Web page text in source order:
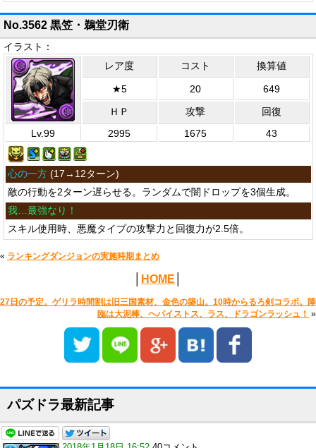
No.3562 黒笠・鵜堂刃衛
イラスト：
レア度 コスト 換算値
★5 20
649
ＨＰ
攻撃
回復
Lv.99
2995 1675 43
心の一方 (17→12ターン)
敵の行動を2ターン遅らせる。ランダムで闇ドロップを3個生成。
我…最強なり！
スキル使用時、悪魔タイプの攻撃力と回復力が2.5倍。
« ランキングダンジョンの実施時期まとめ
HOME
27日の予定。ゲリラ時間割は旧三国素材、金色の築山。10時からるろ剣コラボ。降
臨は大泥棒、ヘパイストス、ラス、ドラゴンラッシュ！ »
パズドラ最新記事